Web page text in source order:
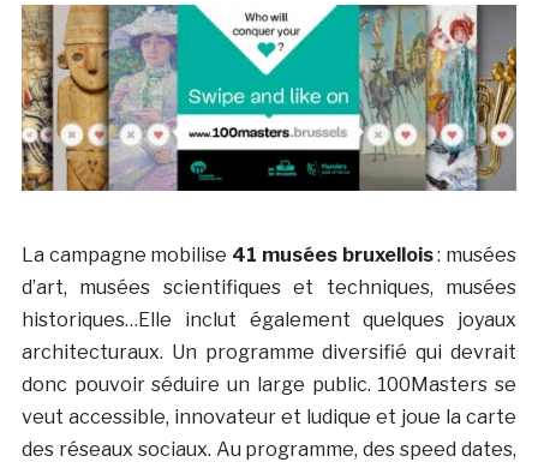
La campagne mobilise 41 musées bruxellois: musées
d’art, musées scientifiques et techniques, musées
historiques…Elle inclut également quelques joyaux
architecturaux. Un programme diversifié qui devrait
donc pouvoir séduire un large public. 100Masters se
veut accessible, innovateur et ludique et joue la carte
des réseaux sociaux. Au programme, des speed dates,